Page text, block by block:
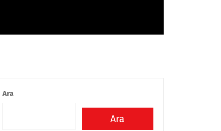
Ara
Ara